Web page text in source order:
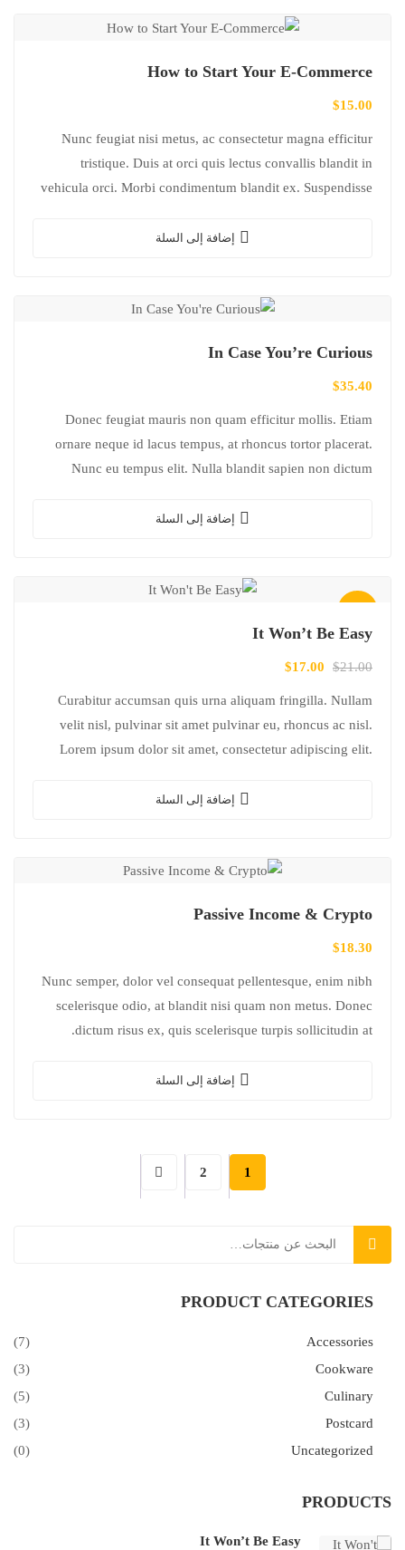
How to Start Your E-Commerce
$15.00
Nunc feugiat nisi metus, ac consectetur magna efficitur
tristique. Duis at orci quis lectus convallis blandit in
vehicula orci. Morbi condimentum blandit ex. Suspendisse
إضافة إلى السلة
In Case You’re Curious
$35.40
Donec feugiat mauris non quam efficitur mollis. Etiam
ornare neque id lacus tempus, at rhoncus tortor placerat.
Nunc eu tempus elit. Nulla blandit sapien non dictum
إضافة إلى السلة
It Won’t Be Easy
$21.00
$17.00
Curabitur accumsan quis urna aliquam fringilla. Nullam
velit nisl, pulvinar sit amet pulvinar eu, rhoncus ac nisl.
Lorem ipsum dolor sit amet, consectetur adipiscing elit.
إضافة إلى السلة
Passive Income & Crypto
$18.30
Nunc semper, dolor vel consequat pellentesque, enim nibh
scelerisque odio, at blandit nisi quam non metus. Donec
dictum risus ex, quis scelerisque turpis sollicitudin at.
إضافة إلى السلة
1
2
PRODUCT CATEGORIES
Accessories
(7)
Cookware
(3)
Culinary
(5)
Postcard
(3)
Uncategorized
(0)
PRODUCTS
It Won’t Be Easy